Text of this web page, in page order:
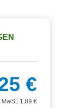
€
MwSt: 1,89 €